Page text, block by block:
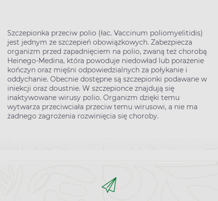
Szczepionka przeciw polio (łac. Vaccinum poliomyelitidis)
jest jednym ze szczepień obowiązkowych. Zabezpiecza
organizm przed zapadnięciem na polio, zwaną też chorobą
Heinego-Medina, która powoduje niedowład lub porażenie
kończyn oraz mięśni odpowiedzialnych za połykanie i
oddychanie. Obecnie dostępne są szczepionki podawane w
iniekcji oraz doustnie. W szczepionce znajdują się
inaktywowane wirusy polio. Organizm dzięki temu
wytwarza przeciwciała przeciw temu wirusowi, a nie ma
żadnego zagrożenia rozwinięcia się choroby.